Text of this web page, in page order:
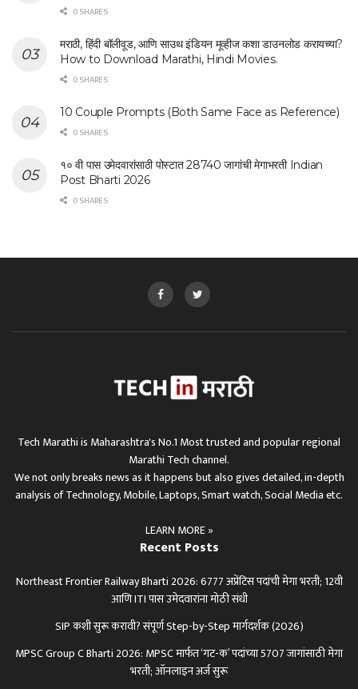
0 SHARES
मराठी, हिंदी बॉलीवूड, आणि साउथ इंडियन मूव्हीज कशा डाउनलोड करायच्या?
How to Download Marathi, Hindi Movies.
0 SHARES
10 Couple Prompts (Both Same Face as Reference)
0 SHARES
१० वी पास उमेदवारांसाठी पोस्टात 28740 जागांची मेगाभरती Indian
Post Bharti 2026
0 SHARES
Tech Marathi is Maharashtra's No.1 Most trusted and popular regional
Marathi Tech channel.
We not only breaks news as it happens but also gives detailed, in-depth
analysis of Technology, Mobile, Laptops, Smart watch, Social Media etc.
LEARN MORE »
Recent Posts
Northeast Frontier Railway Bharti 2026: 6777 अप्रेंटिस पदांची मेगा भरती; 12वी
आणि ITI पास उमेदवारांना मोठी संधी
SIP कशी सुरू करावी? संपूर्ण Step-by-Step मार्गदर्शक (2026)
MPSC Group C Bharti 2026: MPSC मार्फत ‘गट-क’ पदांच्या 5707 जागांसाठी मेगा
भरती; ऑनलाइन अर्ज सुरू